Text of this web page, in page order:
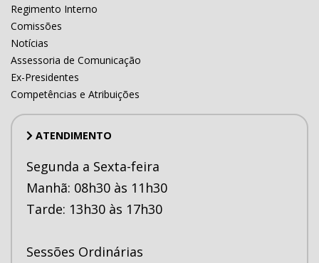
Regimento Interno
Comissões
Notícias
Assessoria de Comunicação
Ex-Presidentes
Competências e Atribuições
ATENDIMENTO
Segunda a Sexta-feira
Manhã: 08h30 às 11h30
Tarde: 13h30 às 17h30
Sessões Ordinárias